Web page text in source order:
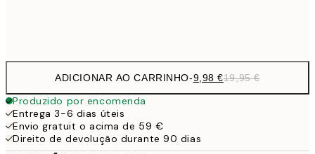
ADICIONAR AO CARRINHO-9,98 €19,95 €
Produzido por encomenda
Entrega 3-6 dias úteis
Envio gratuit o acima de 59 €
Direito de devolução durante 90 dias